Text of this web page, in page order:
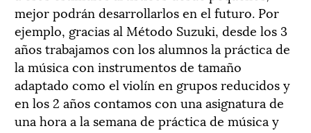
mejor podrán desarrollarlos en el futuro. Por
ejemplo, gracias al Método Suzuki, desde los 3
años trabajamos con los alumnos la práctica de
la música con instrumentos de tamaño
adaptado como el violín en grupos reducidos y
en los 2 años contamos con una asignatura de
una hora a la semana de práctica de música y